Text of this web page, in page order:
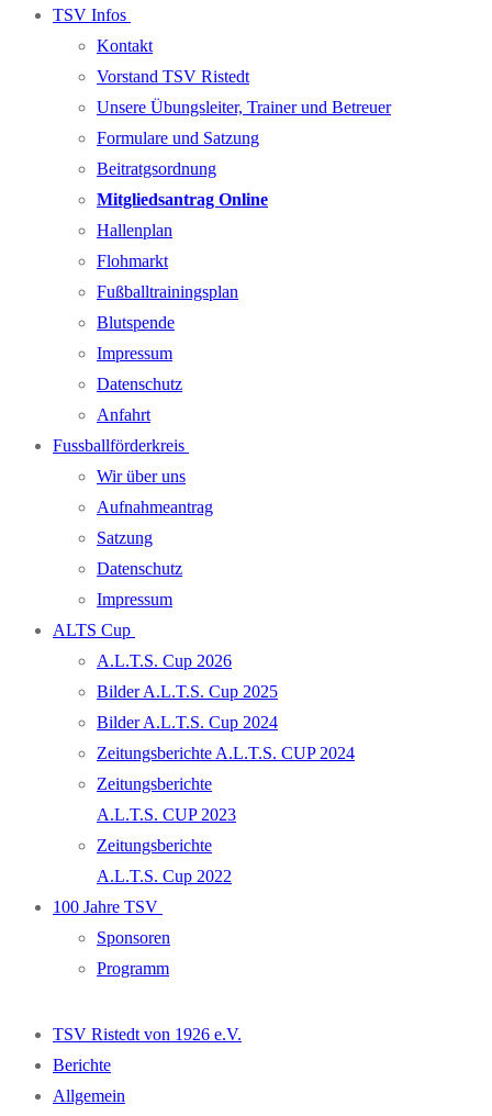
TSV Infos
Kontakt
Vorstand TSV Ristedt
Unsere Übungsleiter, Trainer und Betreuer
Formulare und Satzung
Beitratgsordnung
Mitgliedsantrag Online
Hallenplan
Flohmarkt
Fußballtrainingsplan
Blutspende
Impressum
Datenschutz
Anfahrt
Fussballförderkreis
Wir über uns
Aufnahmeantrag
Satzung
Datenschutz
Impressum
ALTS Cup
A.L.T.S. Cup 2026
Bilder A.L.T.S. Cup 2025
Bilder A.L.T.S. Cup 2024
Zeitungsberichte A.L.T.S. CUP 2024
Zeitungsberichte
A.L.T.S. CUP 2023
Zeitungsberichte
A.L.T.S. Cup 2022
100 Jahre TSV
Sponsoren
Programm
TSV Ristedt von 1926 e.V.
Berichte
Allgemein